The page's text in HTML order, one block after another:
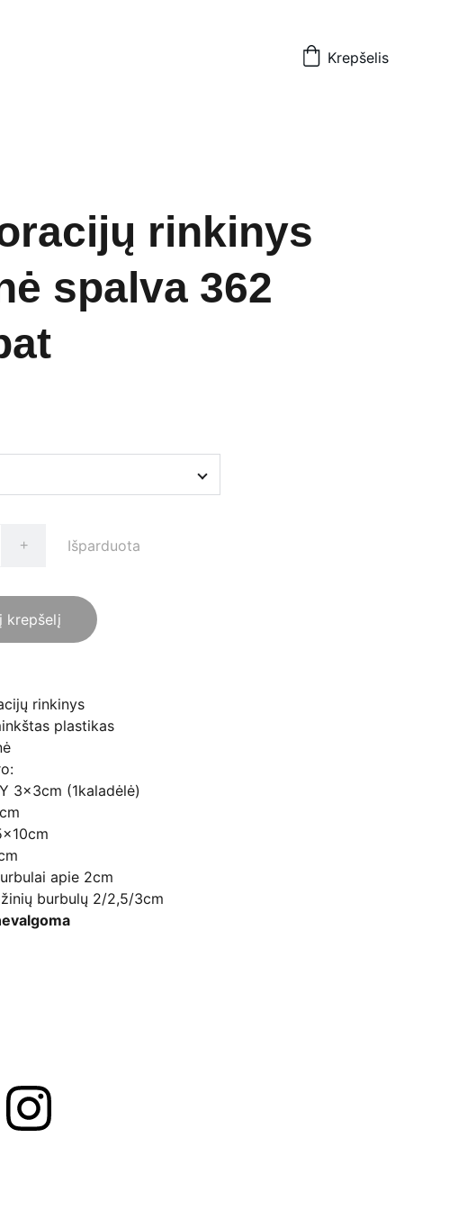
Krepšelis
rinkinys
spalva 362
+ Išparduota
krepšelį
rinkinys
plastikas
3x3cm (1kaladėlė)
apie 2cm
burbulų 2/2,5/3cm